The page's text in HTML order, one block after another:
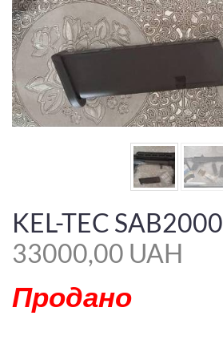
KEL-TEC SAB2000
33000,00 UAH
Продано